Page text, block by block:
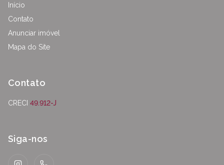
Início
Contato
Anunciar imóvel
Mapa do Site
Contato
CRECI 49.912-J
Siga-nos